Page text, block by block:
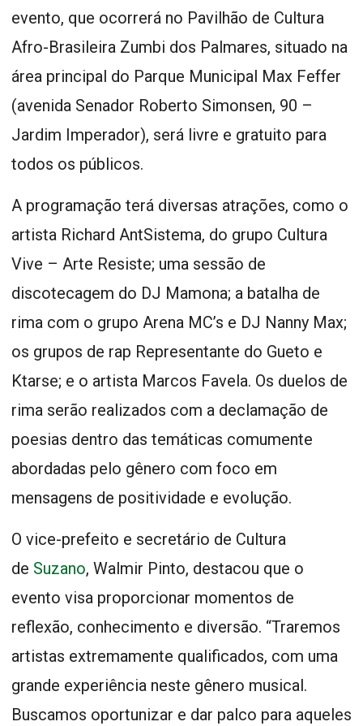
evento, que ocorrerá no Pavilhão de Cultura
Afro-Brasileira Zumbi dos Palmares, situado na
área principal do Parque Municipal Max Feffer
(avenida Senador Roberto Simonsen, 90 –
Jardim Imperador), será livre e gratuito para
todos os públicos.
A programação terá diversas atrações, como o
artista Richard AntSistema, do grupo Cultura
Vive – Arte Resiste; uma sessão de
discotecagem do DJ Mamona; a batalha de
rima com o grupo Arena MC’s e DJ Nanny Max;
os grupos de rap Representante do Gueto e
Ktarse; e o artista Marcos Favela. Os duelos de
rima serão realizados com a declamação de
poesias dentro das temáticas comumente
abordadas pelo gênero com foco em
mensagens de positividade e evolução.
O vice-prefeito e secretário de Cultura
de Suzano, Walmir Pinto, destacou que o
evento visa proporcionar momentos de
reflexão, conhecimento e diversão. “Traremos
artistas extremamente qualificados, com uma
grande experiência neste gênero musical.
Buscamos oportunizar e dar palco para aqueles